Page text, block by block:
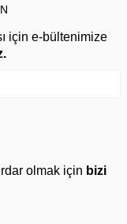
için e-bültenimize
olmak için bizi